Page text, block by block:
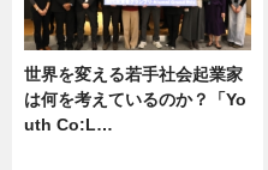
世界を変える若手社会起業家
は何を考えているのか？「Yo
uth Co:L…